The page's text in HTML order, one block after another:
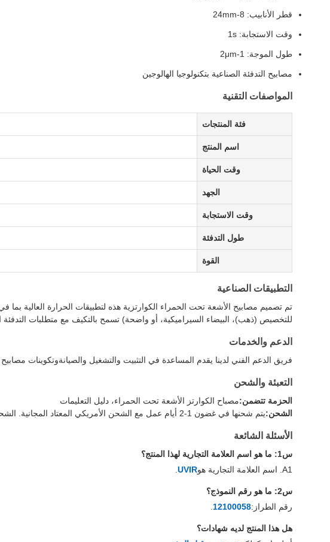
قطر الأنابيب: 8-24mm
وقت الاستجابة: 1s
طول الموجة: 1-2μm
مصابيح التدفئة الصناعية بتكنولوجيا الهالوجين
المواصفات التقنية
فئة المنتجات
اسم المنتج
وقت الحياة
الجهد
وقت الاستجابة
طول التدفئة
القوة
التطبيقات الصناعية
تم تصميم مصابيح الأشعة تحت الحمراء الكوارتزية هذه لتطبيقات الحرارة العالية
للتخصيص (ذهب)، البيضاء السيراميكية، أو واضحة) تسمح بالتكيف مع متطلبات التدفئة
الدعم والخدمات
فريق الدعم الفني لدينا يقدم المساعدة في التثبيت والتشغيل والصيانةوتكوينات
التعبئة والشحن
الحزمة تتضمن:مصباح الكوارتز الأشعة تحت الحمراء، دليل التعليمات
الشحن:يتم شحنها في غضون 1-2 أيام عمل مع الشحن الأمريكي المعتاد المجانية. الشحن الدولي متاح مع تعقب مقدمة.
الأسئلة الشائعة
س1: ما هو اسم العلامة التجارية لهذا المنتج؟
A1. اسم العلامة التجارية هو
UVIR
س2: ما هو رقم النموذج؟
رقم الطراز:12100058
هل هذا المنتج لديه شهادات؟